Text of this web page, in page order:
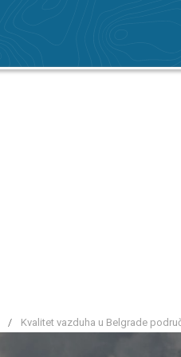
/ Kvalitet vazduha u Belgrade